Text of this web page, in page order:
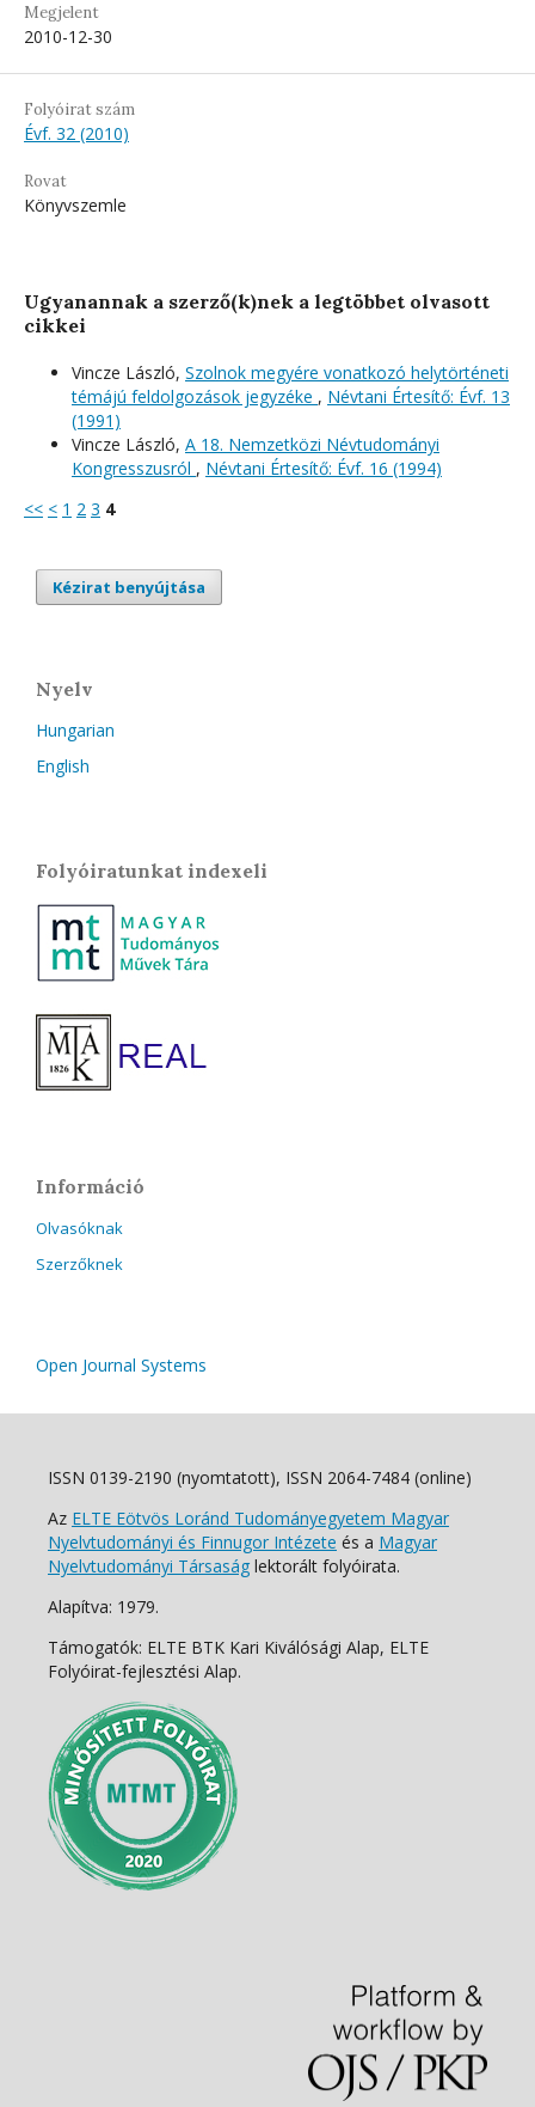
Megjelent
2010-12-30
Folyóirat szám
Évf. 32 (2010)
Rovat
Könyvszemle
Ugyanannak a szerző(k)nek a legtöbbet olvasott
cikkei
Vincze László, Szolnok megyére vonatkozó helytörténeti
témájú feldolgozások jegyzéke , Névtani Értesítő: Évf. 13
(1991)
Vincze László, A 18. Nemzetközi Névtudományi
Kongresszusról , Névtani Értesítő: Évf. 16 (1994)
<< < 1 2 3 4
Kézirat benyújtása
Nyelv
Hungarian
English
Folyóiratunkat indexeli
Információ
Olvasóknak
Szerzőknek
Open Journal Systems
ISSN 0139-2190 (nyomtatott), ISSN 2064-7484 (online)
Az ELTE Eötvös Loránd Tudományegyetem Magyar
Nyelvtudományi és Finnugor Intézete és a Magyar
Nyelvtudományi Társaság lektorált folyóirata.
Alapítva: 1979.
Támogatók: ELTE BTK Kari Kiválósági Alap, ELTE
Folyóirat-fejlesztési Alap.